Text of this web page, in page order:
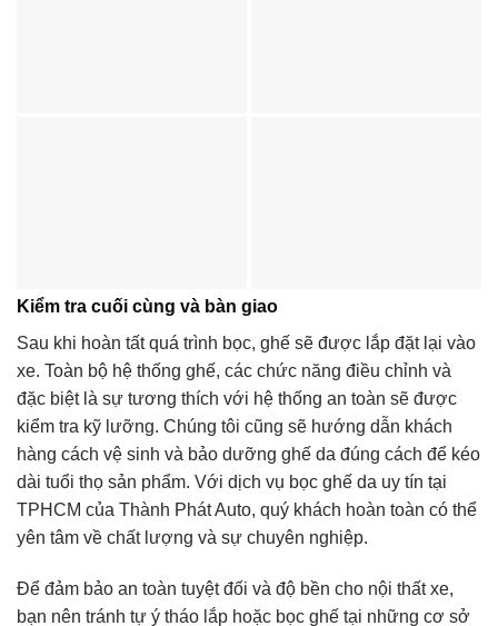
Kiểm tra cuối cùng và bàn giao
Sau khi hoàn tất quá trình bọc, ghế sẽ được lắp đặt lại vào
xe. Toàn bộ hệ thống ghế, các chức năng điều chỉnh và
đặc biệt là sự tương thích với hệ thống an toàn sẽ được
kiểm tra kỹ lưỡng. Chúng tôi cũng sẽ hướng dẫn khách
hàng cách vệ sinh và bảo dưỡng ghế da đúng cách để kéo
dài tuổi thọ sản phẩm. Với dịch vụ bọc ghế da uy tín tại
TPHCM của Thành Phát Auto, quý khách hoàn toàn có thể
yên tâm về chất lượng và sự chuyên nghiệp.
Để đảm bảo an toàn tuyệt đối và độ bền cho nội thất xe,
bạn nên tránh tự ý tháo lắp hoặc bọc ghế tại những cơ sở